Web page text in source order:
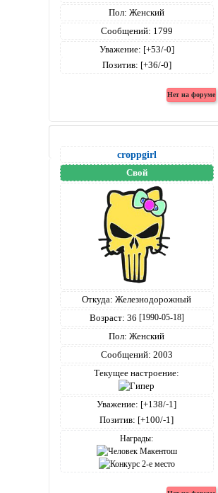
Пол: Женский
Сообщений: 1799
Уважение: [+53/-0]
Позитив: [+36/-0]
croppgirl
Свой
Откуда: Железнодорожный
Возраст: 36 [1990-05-18]
Пол: Женский
Сообщений: 2003
Текущее настроение:
Уважение: [+138/-1]
Позитив: [+100/-1]
Награды: